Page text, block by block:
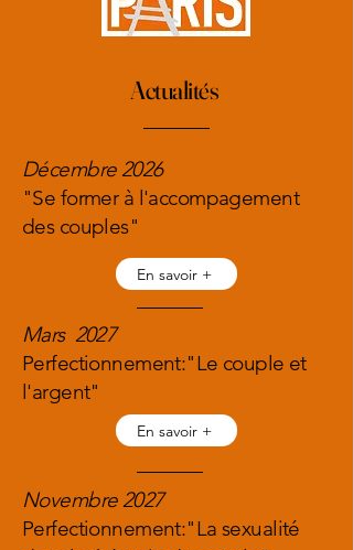
Actualités
Décembre 2026
"Se former à l'accompagement
des couples"
En savoir +
Mars 2027
Perfectionnement:"Le couple et
l'argent"
En savoir +
Novembre 2027
Perfectionnement:"La sexualité